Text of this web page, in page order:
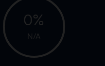
0%
N/A